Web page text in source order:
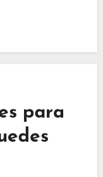
para